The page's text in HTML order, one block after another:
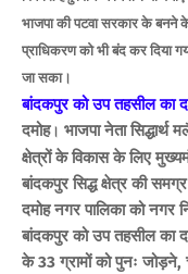
भाजपा की पटवा सरकार के बनने
प्राधिकरण को भी बंद कर दिया
जा सका।
बांदकपुर को उप तहसील का
दमोह। भाजपा नेता
क्षेत्रों के विकास के लिए
बांदकपुर सिद्ध क्षेत्र की
दमोह नगर पालिका को नगर
बांदकपुर को उप तहसील का
के 33 ग्रामों को पुनः जोड़ने,